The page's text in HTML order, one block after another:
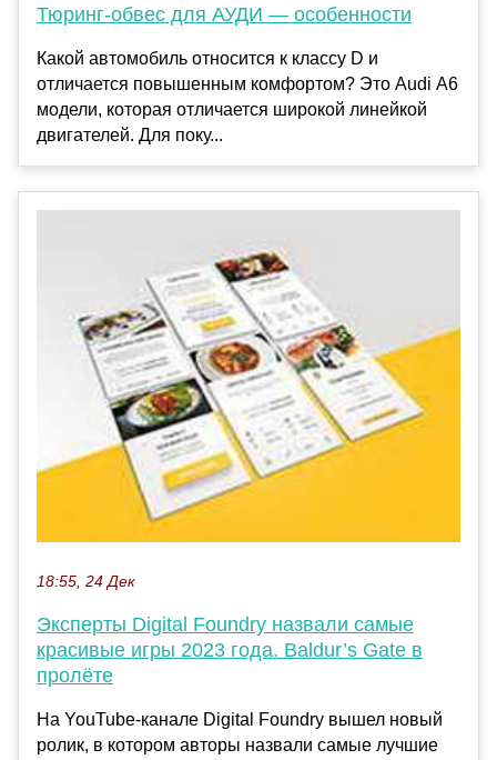
Тюринг-обвес для АУДИ — особенности
Какой автомобиль относится к классу D и
отличается повышенным комфортом? Это Audi А6
модели, которая отличается широкой линейкой
двигателей. Для поку...
18:55, 24 Дек
Эксперты Digital Foundry назвали самые
красивые игры 2023 года. Baldur’s Gate в
пролёте
На YouTube-канале Digital Foundry вышел новый
ролик, в котором авторы назвали самые лучшие